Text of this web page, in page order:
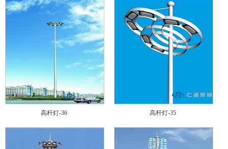
高杆灯-36 高杆灯-35